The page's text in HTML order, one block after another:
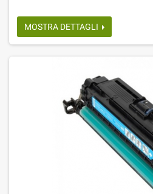
MOSTRA DETTAGLI